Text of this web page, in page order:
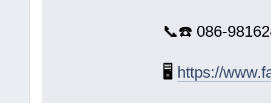
📞☎️ 086-
🖥️ https://